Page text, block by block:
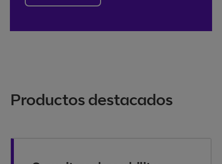
Productos destacados